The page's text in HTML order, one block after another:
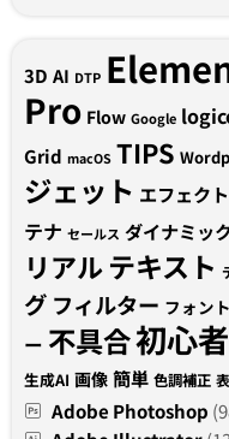
3D AI DTP
Pro Flow Google
Grid macOS TIPS
ジェット エフェクト
テナ セールス ダイナミッ
リアルテキスト
グ フィルター フォント
ー 不具合初心
生成AI 画像 簡単 色調補正
Adobe Photoshop